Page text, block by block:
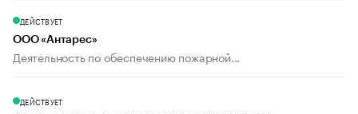
ДЕЙСТВУЕТ
ООО «Антарес»
Деятельность по обеспечению пожарной...
ДЕЙСТВУЕТ